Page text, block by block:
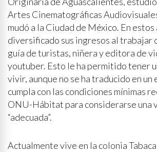
Artes Cinematográficas
mudó a la Ciudad de México. En estos
diversificado sus ingresos al trabajar
guía de turistas, niñera y editora de
youtuber. Esto le ha permitido tener
vivir, aunque no se ha traducido en un
cumpla con las condiciones mínimas
ONU-Hábitat para considerarse una
“adecuada”.
Actualmente vive en la colonia